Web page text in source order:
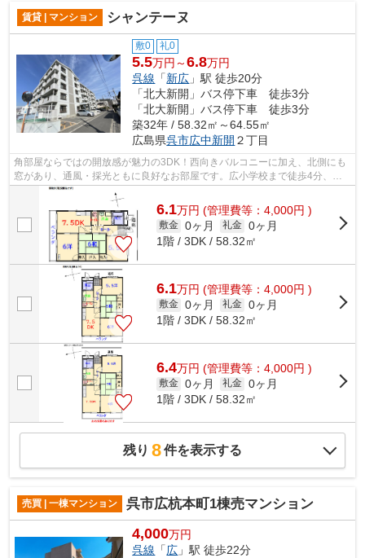
賃貸 | マンション シャンテーヌ
敷0 礼0
5.5万円～6.8万円
呉線 「新広 」駅 徒歩20分
「北大新開」バス停下車 徒歩3分
「北大新開」バス停下車 徒歩3分
築32年 / 58.32㎡～64.55㎡
広島県呉市広中新開 ２丁目
角部屋ならではの開放感が魅力の3DK！西向きバルコニーに加え、北側にも
窓があり、通風・採光ともに良好なお部屋です。広小学校まで徒歩4分、善
通寺幼稚園は道路を挟んですぐで、小さ...
6.1万円 (管理費等：4,000円 )
敷金 0ヶ月 礼金 0ヶ月
1階 / 3DK / 58.32㎡
6.1万円 (管理費等：4,000円 )
敷金 0ヶ月 礼金 0ヶ月
1階 / 3DK / 58.32㎡
6.4万円 (管理費等：4,000円 )
敷金 0ヶ月 礼金 0ヶ月
1階 / 3DK / 58.32㎡
残り 8件を表示する
売買 | 一棟マンション 呉市広杭本町1棟売マンション
4,000万円
呉線 「広 」駅 徒歩22分